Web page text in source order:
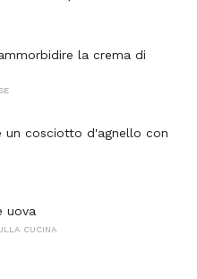
la crema di
un cosciotto d'agnello con
uova
CUCINA